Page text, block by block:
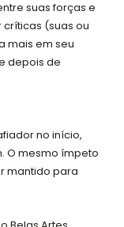
suas forças e
críticas (suas ou
mais em seu
depois de
no início,
O mesmo ímpeto
mantido para